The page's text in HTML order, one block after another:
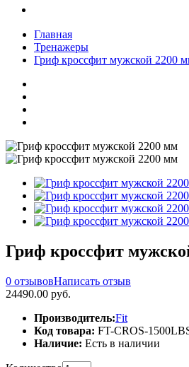
Главная
Тренажеры
Гриф кроссфит мужской 2200
Гриф кроссфит
0 отзывовНаписать отзыв
24490.00 руб.
Производитель:Fit
Код товара: FT-CROS-
Наличие: Есть в наличии